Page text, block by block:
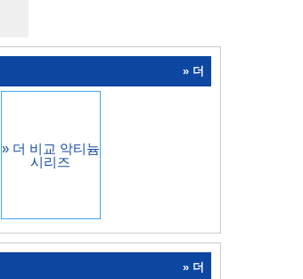
» 더
» 더 비교 악티늄
시리즈
» 더